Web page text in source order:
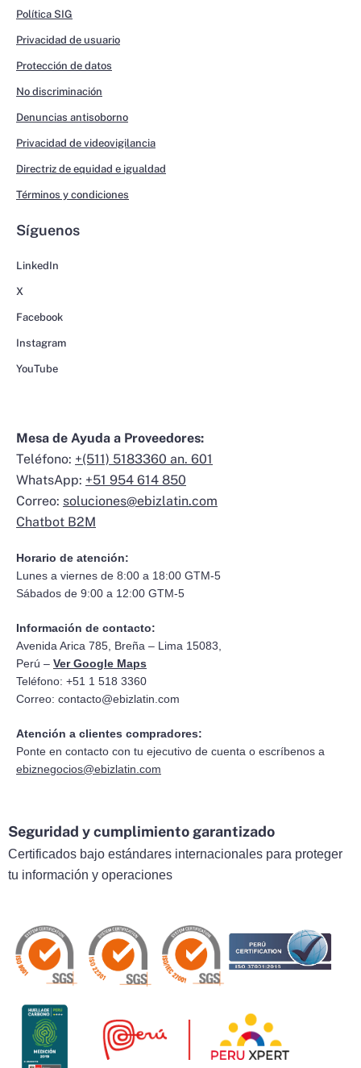
Política SIG
Privacidad de usuario
Protección de datos
No discriminación
Denuncias antisoborno
Privacidad de videovigilancia
Directriz de equidad e igualdad
Términos y condiciones
Síguenos
LinkedIn
X
Facebook
Instagram
YouTube
Mesa de Ayuda a Proveedores:
Teléfono: +(511) 5183360 an. 601
WhatsApp: +51 954 614 850
Correo: soluciones@ebizlatin.com
Chatbot B2M
Horario de atención:
Lunes a viernes de 8:00 a 18:00 GTM-5
Sábados de 9:00 a 12:00 GTM-5
Información de contacto:
Avenida Arica 785, Breña – Lima 15083,
Perú – Ver Google Maps
Teléfono: +51 1 518 3360
Correo: contacto@ebizlatin.com
Atención a clientes compradores:
Ponte en contacto con tu ejecutivo de cuenta o escríbenos a
ebiznegocios@ebizlatin.com
Seguridad y cumplimiento garantizado
Certificados bajo estándares internacionales para proteger
tu información y operaciones